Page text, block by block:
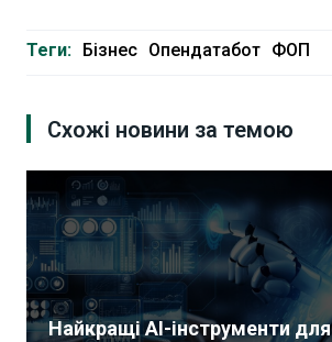
Теги: Бізнес Опендатабот ФОП
Схожі новини за темою
Найкращі AI-інструменти для